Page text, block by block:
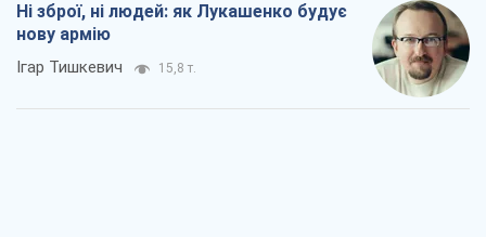
Ні зброї, ні людей: як Лукашенко будує
нову армію
Ігар Тишкевич 15,8 т.